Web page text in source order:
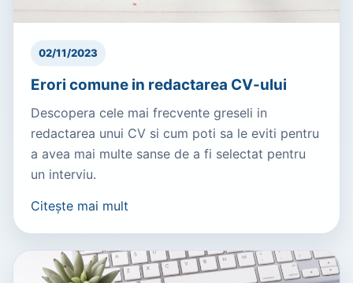
02/11/2023
Erori comune in redactarea CV-ului
Descopera cele mai frecvente greseli in
redactarea unui CV si cum poti sa le eviti pentru
a avea mai multe sanse de a fi selectat pentru
un interviu.
Citește mai mult